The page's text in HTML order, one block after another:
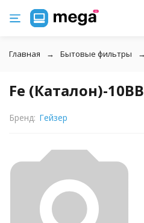
Главная Бытовые фильтры
Fe (Каталон)-10BB
Бренд: Гейзер